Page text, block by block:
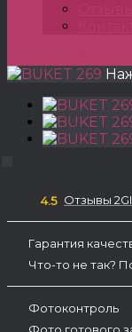
4.5 Отзывы
Гарантия
Что-то не так?
Фотоконтроль